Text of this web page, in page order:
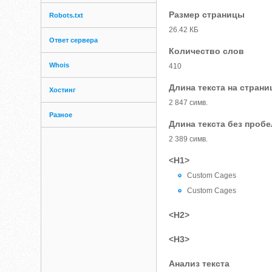
Robots.txt
Ответ сервера
Whois
Хостинг
Разное
Размер страницы
26.42 КБ
Количество слов
410
Длина текста на
2 847 симв.
Длина текста без
2 389 симв.
<H1>
Custom Cages
Custom Cages
<H2>
<H3>
Анализ текста